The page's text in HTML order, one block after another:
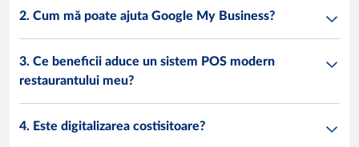
2. Cum mă poate ajuta Google My Business?
3. Ce beneficii aduce un sistem POS modern
restaurantului meu?
4. Este digitalizarea costisitoare?